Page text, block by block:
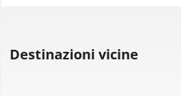
Destinazioni vicine